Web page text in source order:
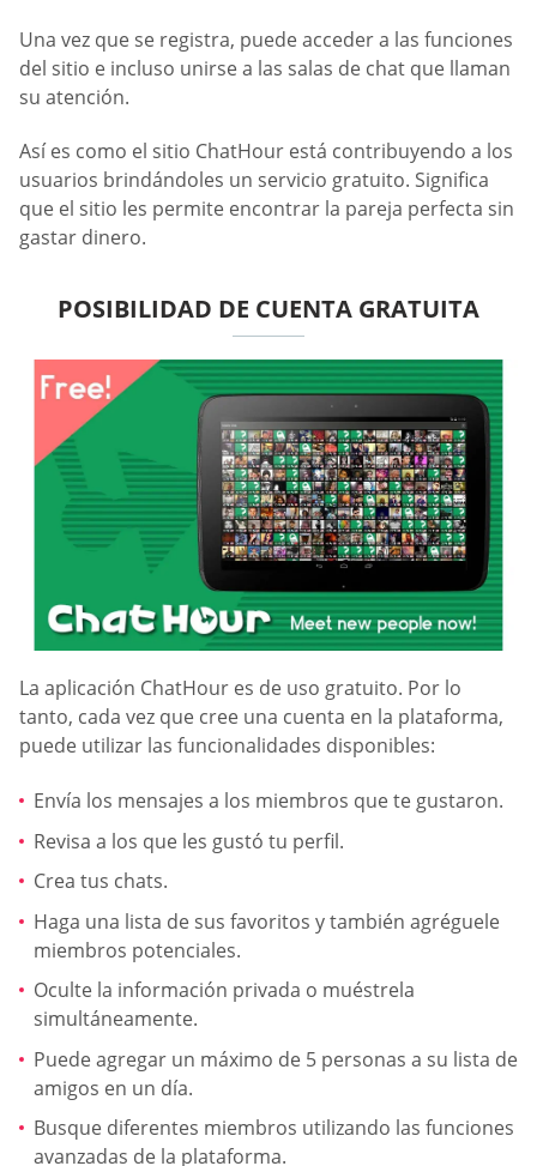
Una vez que se registra, puede acceder a las funciones
del sitio e incluso unirse a las salas de chat que llaman
su atención.
Así es como el sitio ChatHour está contribuyendo a los
usuarios brindándoles un servicio gratuito. Significa
que el sitio les permite encontrar la pareja perfecta sin
gastar dinero.
POSIBILIDAD DE CUENTA GRATUITA
La aplicación ChatHour es de uso gratuito. Por lo
tanto, cada vez que cree una cuenta en la plataforma,
puede utilizar las funcionalidades disponibles:
Envía los mensajes a los miembros que te gustaron.
Revisa a los que les gustó tu perfil.
Crea tus chats.
Haga una lista de sus favoritos y también agréguele
miembros potenciales.
Oculte la información privada o muéstrela
simultáneamente.
Puede agregar un máximo de 5 personas a su lista de
amigos en un día.
Busque diferentes miembros utilizando las funciones
avanzadas de la plataforma.